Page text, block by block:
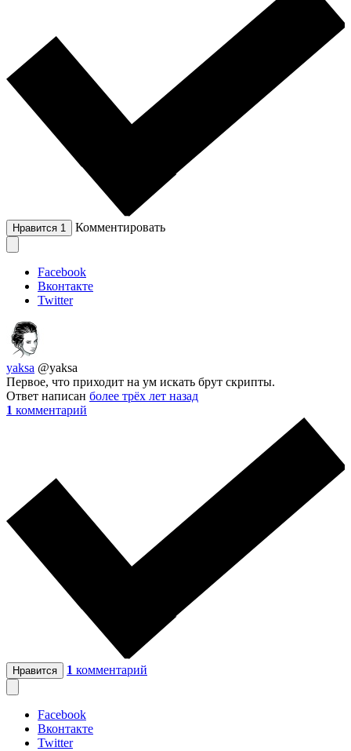
Нравится 1 Комментировать
Facebook
Вконтакте
Twitter
yaksa @yaksa
Первое, что приходит на ум искать брут скрипты.
Ответ написан более трёх лет назад
1 комментарий
Нравится 1 комментарий
Facebook
Вконтакте
Twitter